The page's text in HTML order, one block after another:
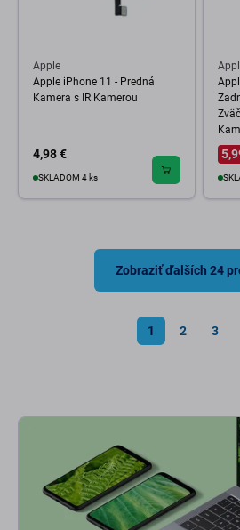
Apple
Apple iPhone 11 - Predná
Kamera s IR Kamerou
4,98 €
SKLADOM 4 ks
Zobraziť ďalších 24
1 2 3